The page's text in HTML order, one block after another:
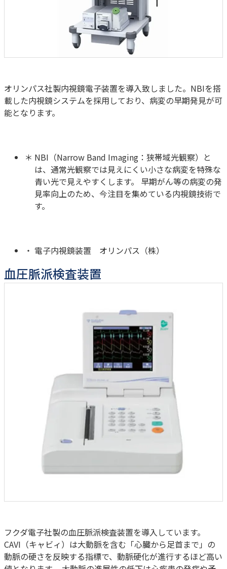
オリンパス社製内視鏡電子装置を導入致しました。NBIを搭
載した内視鏡システムを採用しており、病変の早期発見が可
能となります。
NBI（Narrow Band Imaging：狭帯域光観察）と
は、通常光観察では見えにくい小さな病変を特殊な
青い光で見えやすくします。 早期がん等の病変の発
見率向上のため、今注目を集めている内視鏡技術で
す。
電子内視鏡装置 オリンパス（株）
血圧脈派検査装置
フクダ電子社製の血圧脈派検査装置を導入しています。
CAVI（キャビィ）は大動脈を含む「心臓から足首まで」の
動脈の硬さを反映する指標で、動脈硬化が進行するほど高い